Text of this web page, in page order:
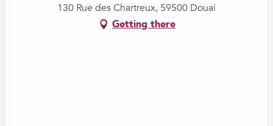
130 Rue des Chartreux, 59500 Douai
Getting there